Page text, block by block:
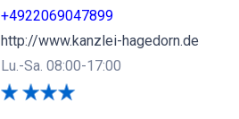
+4922069047899
http://www.kanzlei-hagedorn.de
Lu.-Sa. 08:00-17:00